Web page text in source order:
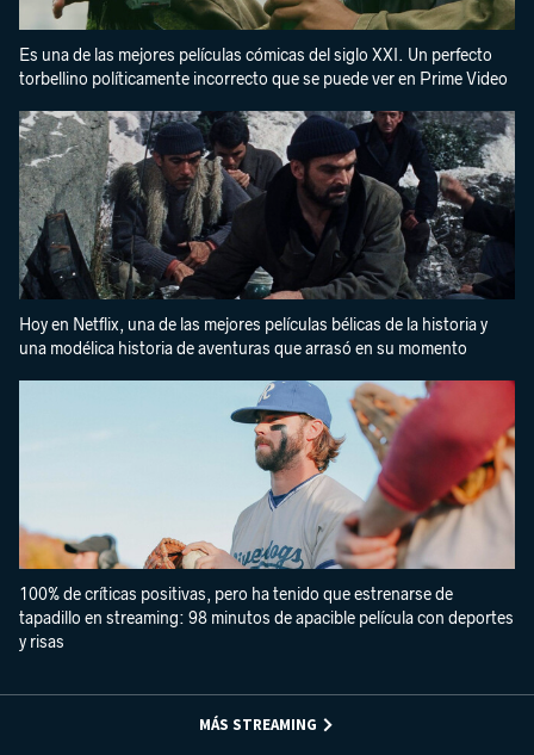
Es una de las mejores películas cómicas del siglo XXI. Un perfecto
torbellino políticamente incorrecto que se puede ver en Prime Video
Hoy en Netflix, una de las mejores películas bélicas de la historia y
una modélica historia de aventuras que arrasó en su momento
100% de críticas positivas, pero ha tenido que estrenarse de
tapadillo en streaming: 98 minutos de apacible película con deportes
y risas
MÁS STREAMING